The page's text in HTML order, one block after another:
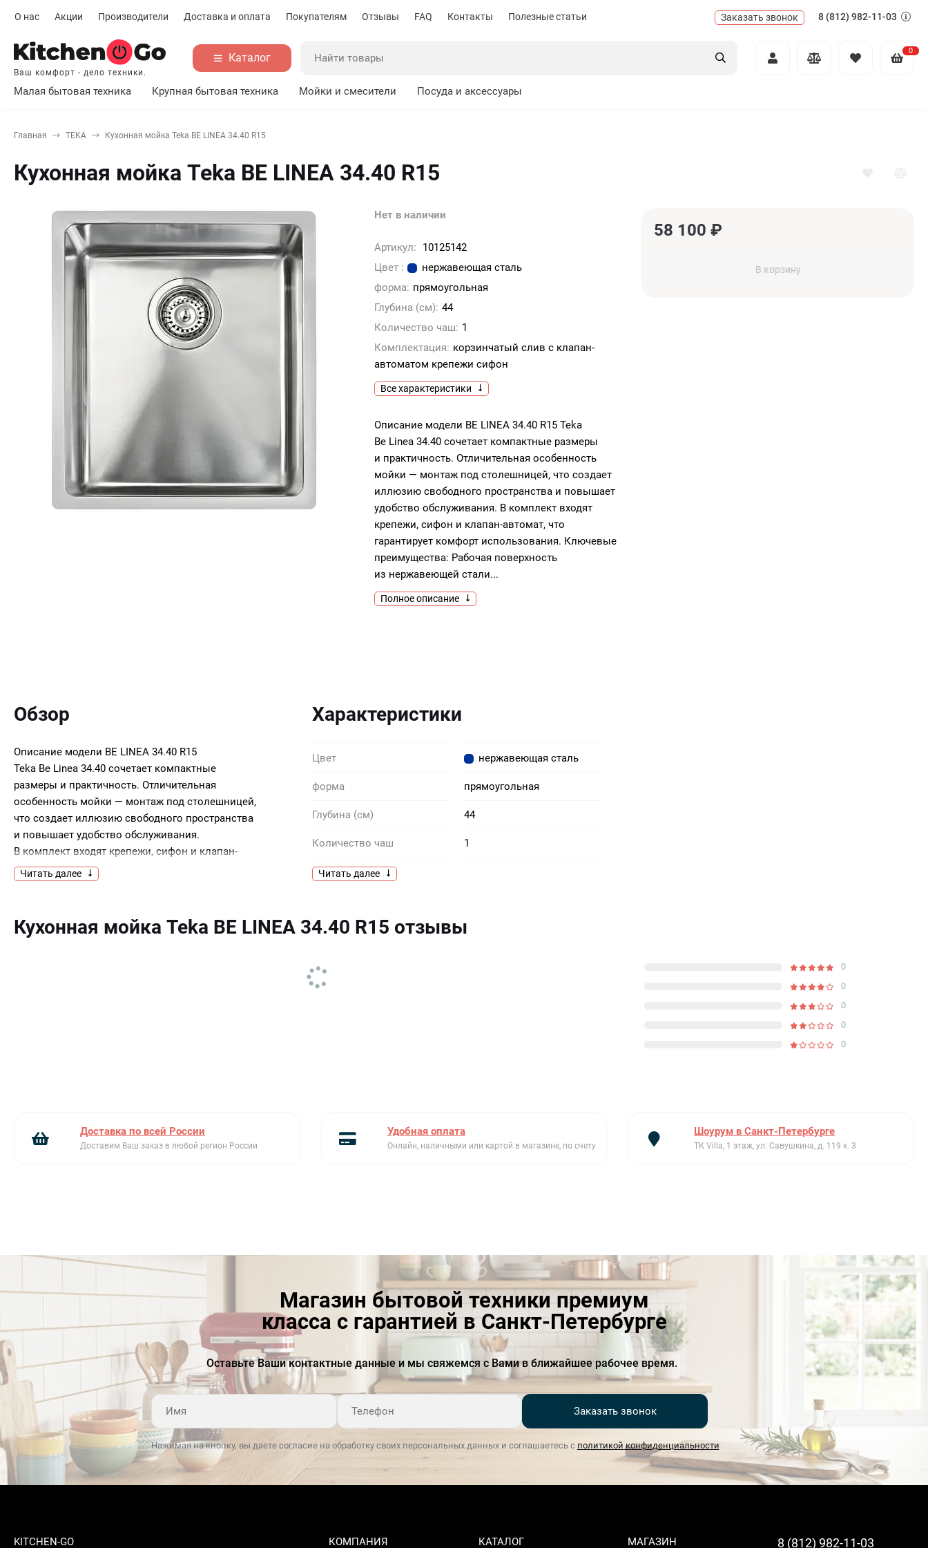
О нас Акции Производители Доставка и оплата Покупателям Отзывы FAQ Контакты Полезные статьи Заказать звонок 8 (812) 982-11-03
Ваш комфорт - дело техники.
Каталог
0
Малая бытовая техника Крупная бытовая техника Мойки и смесители Посуда и аксессуары
Главная TEKA Кухонная мойка Teka BE LINEA 34.40 R15
Кухонная мойка Teka BE LINEA 34.40 R15
Нет в наличии
Артикул:
10125142
Цвет :
нержавеющая сталь
форма: прямоугольная
Глубина (см): 44
Количество чаш: 1
Комплектация: корзинчатый слив с клапан-
автоматом крепежи сифон
Все характеристики
Описание модели BE LINEA 34.40 R15 Teka
Be Linea 34.40 сочетает компактные размеры
и практичность. Отличительная особенность
мойки — монтаж под столешницей, что создает
иллюзию свободного пространства и повышает
удобство обслуживания. В комплект входят
крепежи, сифон и клапан-автомат, что
гарантирует комфорт использования. Ключевые
преимущества: Рабочая поверхность
из нержавеющей стали...
Полное описание
58 100 ₽
В корзину
Обзор
Описание модели BE LINEA 34.40 R15
Teka Be Linea 34.40 сочетает компактные
размеры и практичность. Отличительная
особенность мойки — монтаж под столешницей,
что создает иллюзию свободного пространства
и повышает удобство обслуживания.
В комплект входят крепежи, сифон и клапан-
автомат, что гарантирует комфорт
использования.
Читать далее
Характеристики
Цвет нержавеющая сталь
форма прямоугольная
Глубина (см) 44
Количество чаш 1
Комплектация
Материал нержавеющая сталь
Размеры чаш Ш х Г х В (см)
Толщина материала 1 мм
Читать далее
Кухонная мойка Teka BE LINEA 34.40 R15 отзывы
0
0
0
0
0
Доставка по всей России
Доставим Ваш заказ в любой регион России
Удобная оплата
Онлайн, наличными или картой в магазине, по счету
Шоурум в Санкт-Петербурге
ТК Villa, 1 этаж, ул. Савушкина, д. 119 к. 3
Магазин бытовой техники премиум
класса с гарантией в Санкт-Петербурге
Оставьте Ваши контактные данные и мы свяжемся с Вами в ближайшее рабочее время.
Заказать звонок
Нажимая на кнопку, вы даете согласие на обработку своих персональных данных и соглашаетесь с политикой конфиденциальности
KITCHEN-GO КОМПАНИЯ КАТАЛОГ МАГАЗИН 8 (812) 982-11-03